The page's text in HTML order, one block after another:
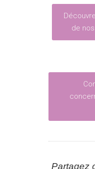
de
Partagez